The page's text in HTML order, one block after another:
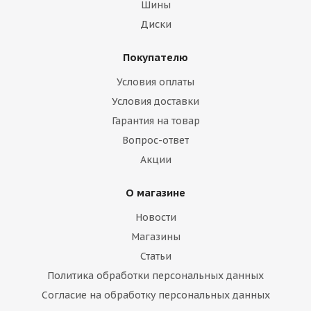
Nitto 225/40/18 92Y NT555 G2
Шины
Диски
Покупателю
Условия оплаты
Условия доставки
Гарантия на товар
Вопрос-ответ
Акции
О магазине
Новости
Магазины
Статьи
Политика обработки персональных данных
Согласие на обработку персональных данных